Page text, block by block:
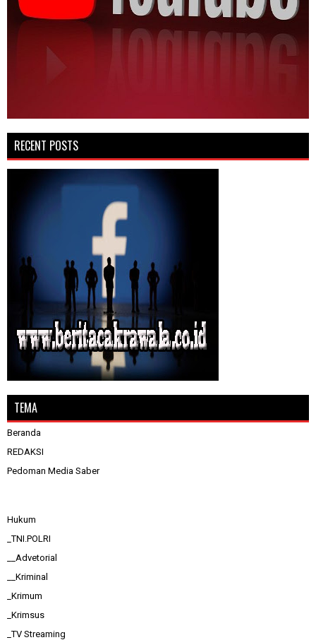
RECENT POSTS
TEMA
Beranda
REDAKSI
Pedoman Media Saber
Hukum
_TNI.POLRI
__Advetorial
__Kriminal
_Krimum
_Krimsus
_TV Streaming